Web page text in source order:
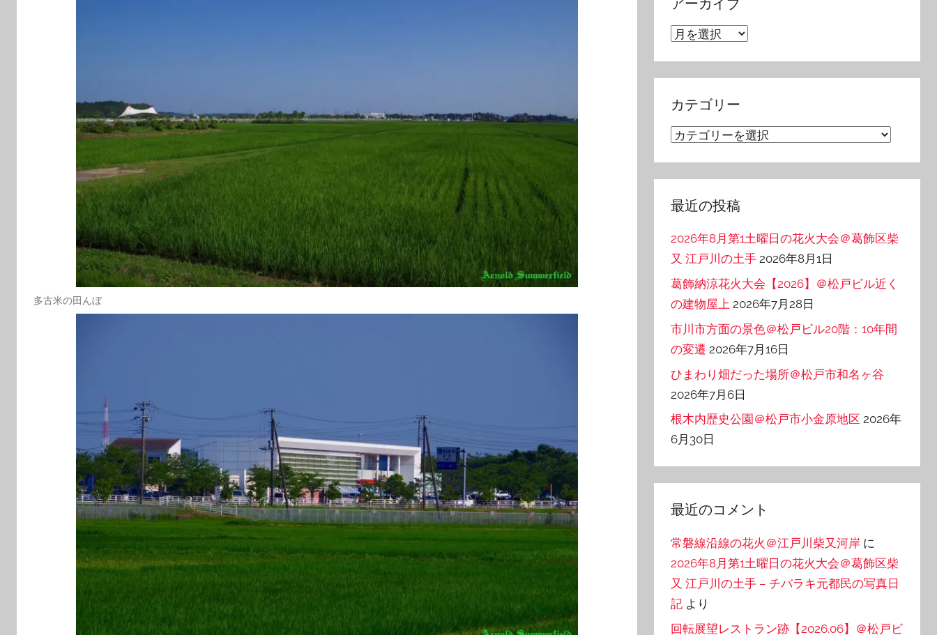
多古米の田んぼ
ア
ブ
カテゴリー
カ
ー
最近の投稿
2026年8月第1土曜日の花火大会＠葛飾区柴
又 江戸川の土手 2026年8月1日
葛飾納涼花火大会【2026】＠松戸ビル近く
の建物屋上 2026年7月28日
市川市方面の景色＠松戸ビル20階：10年間
の変遷 2026年7月16日
ひまわり畑だった場所＠松戸市和名ヶ谷
2026年7月6日
根木内歴史公園＠松戸市小金原地区 2026年
6月30日
最近のコメント
常磐線沿線の花火＠江戸川柴又河岸 に
2026年8月第1土曜日の花火大会＠葛飾区柴
又 江戸川の土手 – チバラキ元都民の写真日
記 より
回転展望レストラン跡【2026.06】＠松戸ビ